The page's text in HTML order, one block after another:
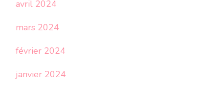
avril 2024
mars 2024
février 2024
janvier 2024